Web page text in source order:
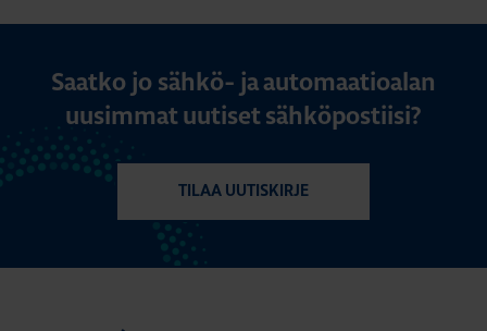
Saatko jo sähkö- ja automaatioalan
uusimmat uutiset sähköpostiisi?
TILAA UUTISKIRJE